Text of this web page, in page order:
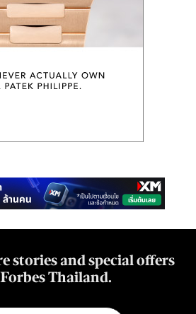
stories and special offers
Thailand.